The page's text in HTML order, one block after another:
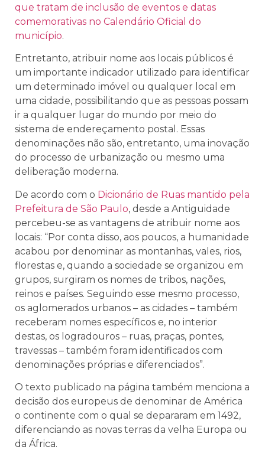
que tratam de inclusão de eventos e datas
comemorativas no Calendário Oficial do
município.
Entretanto, atribuir nome aos locais públicos é
um importante indicador utilizado para identificar
um determinado imóvel ou qualquer local em
uma cidade, possibilitando que as pessoas possam
ir a qualquer lugar do mundo por meio do
sistema de endereçamento postal. Essas
denominações não são, entretanto, uma inovação
do processo de urbanização ou mesmo uma
deliberação moderna.
De acordo com o Dicionário de Ruas mantido pela
Prefeitura de São Paulo, desde a Antiguidade
percebeu-se as vantagens de atribuir nome aos
locais: “Por conta disso, aos poucos, a humanidade
acabou por denominar as montanhas, vales, rios,
florestas e, quando a sociedade se organizou em
grupos, surgiram os nomes de tribos, nações,
reinos e países. Seguindo esse mesmo processo,
os aglomerados urbanos – as cidades – também
receberam nomes específicos e, no interior
destas, os logradouros – ruas, praças, pontes,
travessas – também foram identificados com
denominações próprias e diferenciados”.
O texto publicado na página também menciona a
decisão dos europeus de denominar de América
o continente com o qual se depararam em 1492,
diferenciando as novas terras da velha Europa ou
da África.